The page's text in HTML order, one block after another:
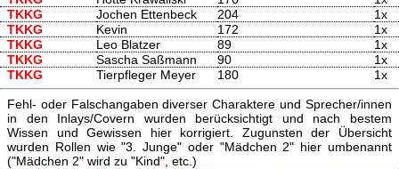
TKKG
Jochen Ettenbeck 204
1x
TKKG
Kevin 172
1x
TKKG
Leo Blatzer 89
1x
TKKG
Sascha Saßmann 90
1x
TKKG
Tierpfleger Meyer 180 1x
Fehl- oder Falschangaben diverser Charaktere und Sprecher/innen
in den Inlays/Covern wurden berücksichtigt und nach bestem
Wissen und Gewissen hier korrigiert. Zugunsten der Übersicht
wurden Rollen wie "3. Junge" oder "Mädchen 2" hier umbenannt
("Mädchen 2" wird zu "Kind", etc.)